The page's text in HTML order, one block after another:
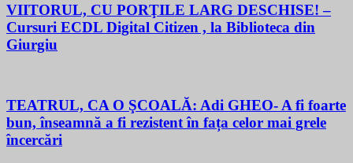
VIITORUL, CU PORŢILE LARG DESCHISE! –
Cursuri ECDL Digital Citizen , la Biblioteca din
Giurgiu
TEATRUL, CA O ŞCOALĂ: Adi GHEO- A fi foarte
bun, înseamnă a fi rezistent în fața celor mai grele
încercări